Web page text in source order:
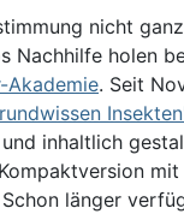
nicht
Nachhilfe holen
Akademie. Seit
inhaltlich
länger